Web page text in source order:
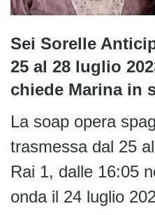
Sei Sorelle
25 al 28 luglio
chiede Marina in
La soap opera
trasmessa dal 25
Rai 1, dalle 16:05
onda il 24 luglio